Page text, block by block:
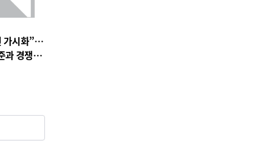
가시화”…
과 경쟁